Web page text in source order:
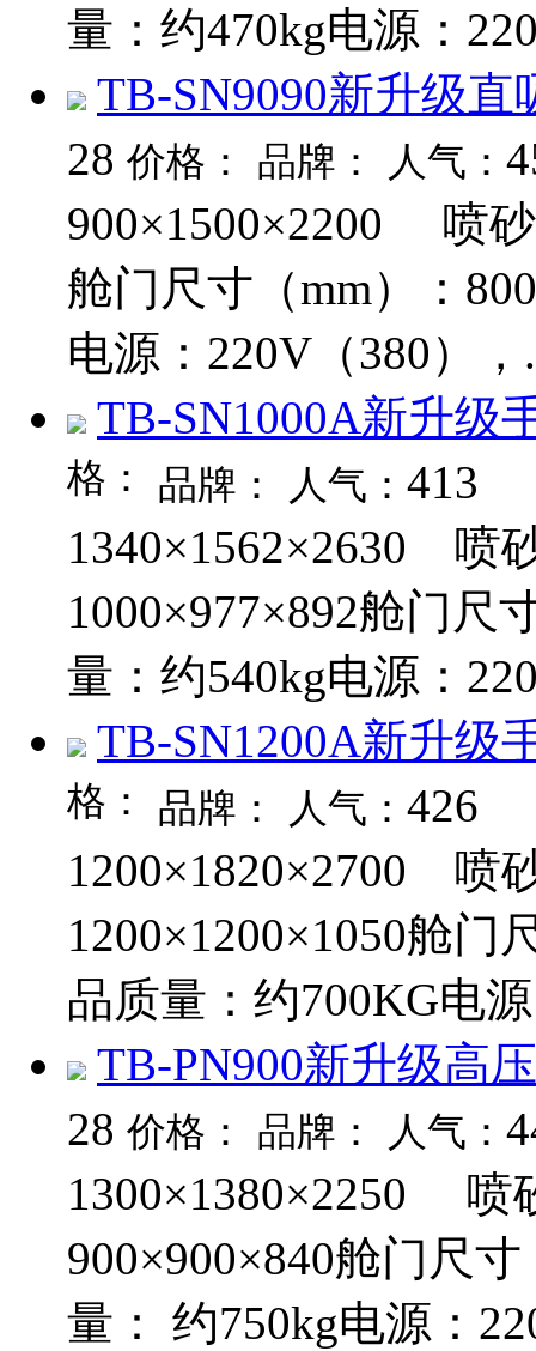
量：约470kg电源：
TB-SN9090新升级
28 价格： 品牌： 人气：
900×1500×2200 喷砂
舱门尺寸（mm）：
电源：220V（380），
TB-SN1000A新升级
格：
品牌： 人气： 413
1340×1562×2630 喷
1000×977×892舱门
量：约540kg电源：
TB-SN1200A新升级
格：
品牌： 人气： 426
1200×1820×2700 喷
1200×1200×1050舱
品质量：约700KG电
TB-PN900新升级高
28 价格： 品牌： 人气：
1300×1380×2250 喷
900×900×840舱门
量： 约750kg电源：